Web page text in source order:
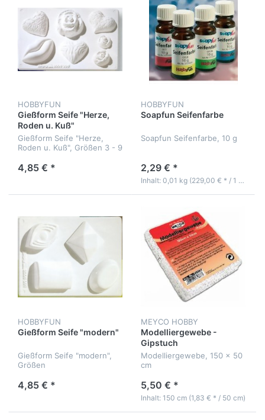
HOBBYFUN
Gießform Seife "Herze,
Roden u. Kuß"
Gießform Seife "Herze,
Roden u. Kuß", Größen 3 - 9
4,85 € *
HOBBYFUN
Soapfun Seifenfarbe
Soapfun Seifenfarbe, 10 g
2,29 € *
Inhalt: 0,01 kg (229,00 € * / 1 kg)
HOBBYFUN
Gießform Seife "modern"
Gießform Seife "modern",
Größen
4,85 € *
MEYCO HOBBY
Modelliergewebe -
Gipstuch
Modelliergewebe, 150 x 50
cm
5,50 € *
Inhalt: 150 cm (1,83 € * / 50 cm)